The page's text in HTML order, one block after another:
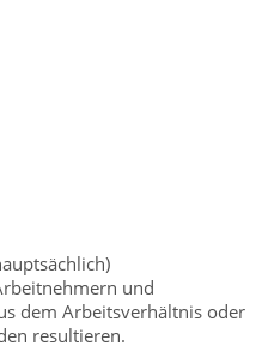
und
dem Arbeitsverhältnis oder
resultieren.